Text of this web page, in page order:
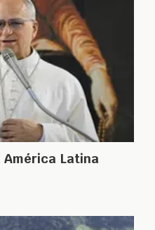
América Latina